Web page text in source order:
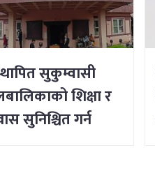
सुकुम्वासी
शिक्षा र
सुनिश्चित गर्न